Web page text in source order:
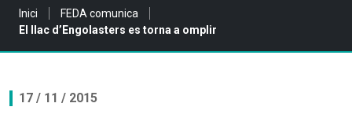
Sou a:
Inici
FEDA comunica
El llac d’Engolasters es torna a omplir
17 / 11 / 2015